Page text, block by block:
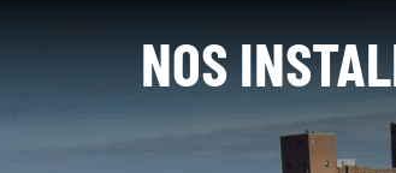
NOS